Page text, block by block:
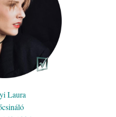
Laura